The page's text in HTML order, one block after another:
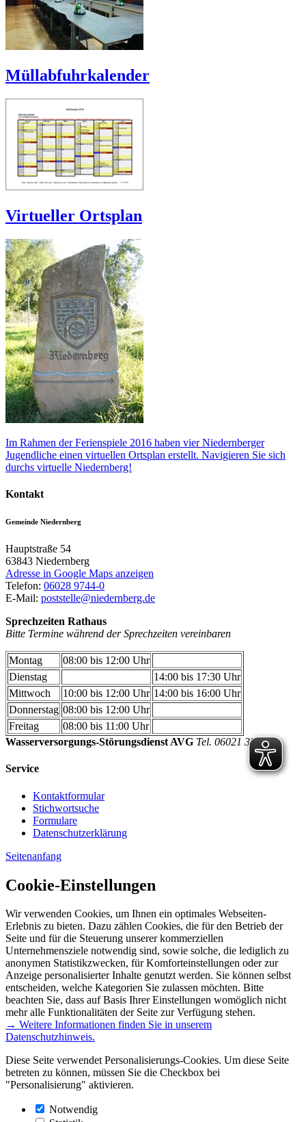
Müllabfuhrkalender
Virtueller Ortsplan
Im Rahmen der Ferienspiele 2016 haben vier Niedernberger
Jugendliche einen virtuellen Ortsplan erstellt. Navigieren Sie sich
durchs virtuelle Niedernberg!
Kontakt
Gemeinde Niedernberg
Hauptstraße 54
63843 Niedernberg
Adresse in Google Maps anzeigen
Telefon: 06028 9744-0
E-Mail: poststelle@niedernberg.de
Sprechzeiten Rathaus
Bitte Termine während der Sprechzeiten vereinbaren
Montag
08:00 bis 12:00 Uhr
Dienstag
14:00 bis 17:30 Uhr
Mittwoch
10:00 bis 12:00 Uhr 14:00 bis 16:00 Uhr
Donnerstag 08:00 bis 12:00 Uhr
Freitag
08:00 bis 11:00 Uhr
Wasserversorgungs-Störungsdienst AVG Tel. 06021 391300
Service
Kontaktformular
Stichwortsuche
Formulare
Datenschutzerklärung
Seitenanfang
Cookie-Einstellungen
Wir verwenden Cookies, um Ihnen ein optimales Webseiten-
Erlebnis zu bieten. Dazu zählen Cookies, die für den Betrieb der
Seite und für die Steuerung unserer kommerziellen
Unternehmensziele notwendig sind, sowie solche, die lediglich zu
anonymen Statistikzwecken, für Komforteinstellungen oder zur
Anzeige personalisierter Inhalte genutzt werden. Sie können selbst
entscheiden, welche Kategorien Sie zulassen möchten. Bitte
beachten Sie, dass auf Basis Ihrer Einstellungen womöglich nicht
mehr alle Funktionalitäten der Seite zur Verfügung stehen.
→ Weitere Informationen finden Sie in unserem
Datenschutzhinweis.
Diese Seite verwendet Personalisierungs-Cookies. Um diese Seite
betreten zu können, müssen Sie die Checkbox bei
"Personalisierung" aktivieren.
Notwendig